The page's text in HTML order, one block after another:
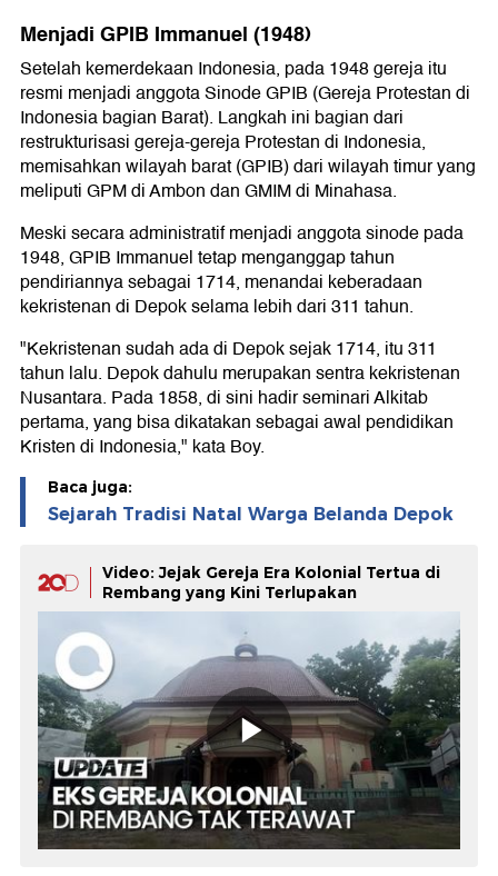
Menjadi GPIB Immanuel (1948)
Setelah kemerdekaan Indonesia, pada 1948 gereja itu
resmi menjadi anggota Sinode GPIB (Gereja Protestan di
Indonesia bagian Barat). Langkah ini bagian dari
restrukturisasi gereja-gereja Protestan di Indonesia,
memisahkan wilayah barat (GPIB) dari wilayah timur yang
meliputi GPM di Ambon dan GMIM di Minahasa.
Meski secara administratif menjadi anggota sinode pada
1948, GPIB Immanuel tetap menganggap tahun
pendiriannya sebagai 1714, menandai keberadaan
kekristenan di Depok selama lebih dari 311 tahun.
"Kekristenan sudah ada di Depok sejak 1714, itu 311
tahun lalu. Depok dahulu merupakan sentra kekristenan
Nusantara. Pada 1858, di sini hadir seminari Alkitab
pertama, yang bisa dikatakan sebagai awal pendidikan
Kristen di Indonesia," kata Boy.
Baca juga:
Sejarah Tradisi Natal Warga Belanda Depok
Video: Jejak Gereja Era Kolonial Tertua di
Rembang yang Kini Terlupakan